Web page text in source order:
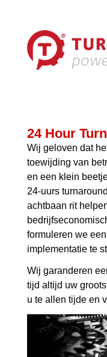
24 Hour
Wij geloven dat
toewijding van
en een klein
24-uurs
achtbaan rit
formuleren we
implementatie te
Wij garanderen
tijd altijd uw
u te allen tijde en